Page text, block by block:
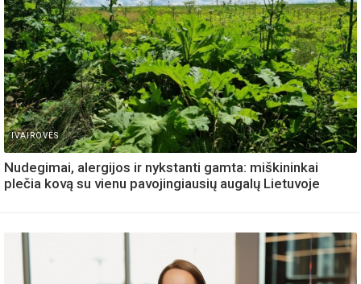
IVAIROVES
Nudegimai, alergijos ir nykstanti gamta: miškininkai
plečia kovą su vienu pavojingiausių augalų Lietuvoje